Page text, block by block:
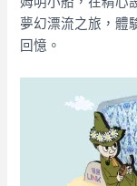
夢幻漂流之旅，體
回憶。